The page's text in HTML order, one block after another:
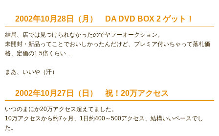
2002年10月28日（月） DA DVD BOX 2 ゲット！
結局、店では見つけられなかったのでヤフーオークション。
未開封・新品ってことでおいしかったんだけど、プレミア付いちゃって落札価
格、定価の1.5倍くらい…
まあ、いいや（汗）
2002年10月27日（日） 祝！20万アクセス
いつのまにか20万アクセス超えてました。
10万アクセスから約7ヶ月、1日約400～500アクセス、結構いいペースでし
た。